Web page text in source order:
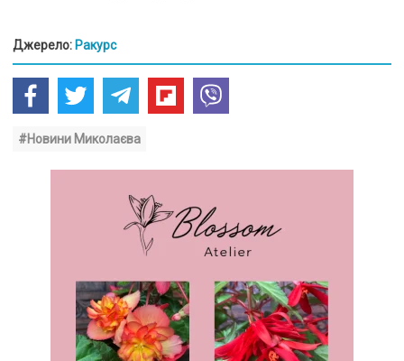
Джерело: Ракурс
#Новини Миколаєва